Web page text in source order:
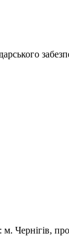
Чернігів,